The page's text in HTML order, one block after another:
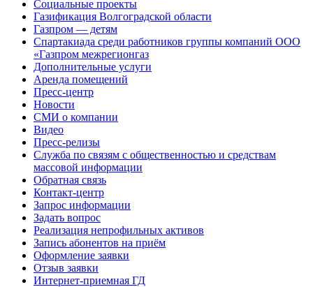
Социальные проекты
Газификация Волгоградской области
Газпром — детям
Спартакиада среди работников группы компаний ООО
«Газпром межрегионгаз
Дополнительные услуги
Аренда помещений
Пресс-центр
Новости
СМИ о компании
Видео
Пресс-релизы
Служба по связям с общественностью и средствам
массовой информации
Обратная связь
Контакт-центр
Запрос информации
Задать вопрос
Реализация непрофильных активов
Запись абонентов на приём
Оформление заявки
Отзыв заявки
Интернет-приемная ГД